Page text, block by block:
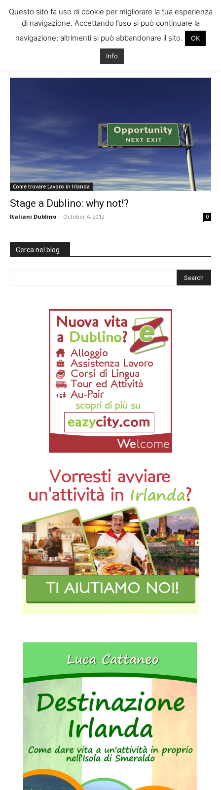
Tag: stage lavorativo dublino
Come trovare Lavoro in Irlanda
Stage a Dublino: why not!?
Italiani Dublino - October 4, 2012 0
Cerca nel blog…
Questo sito fa uso di cookie per migliorare la tua esperienza
di navigazione. Accettando l’uso si può continuare la
navigazione; altrimenti si può abbandonare il sito.
OK
Info